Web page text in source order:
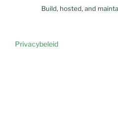
Build, hosted, and
Privacybeleid